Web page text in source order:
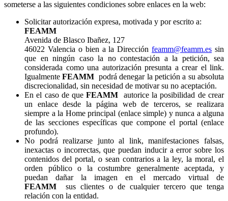
someterse a las siguientes condiciones sobre enlaces en la web:
Solicitar autorización expresa, motivada y por escrito a:
FEAMM
Avenida de Blasco Ibañez, 127
46022 Valencia o bien a la Direcciónfeamm@feamm.es sin
que en ningún caso la no contestación a la petición, sea
considerada como una autorización presunta a crear el link.
IgualmenteFEAMMpodrá denegar la petición a su absoluta
discrecionalidad, sin necesidad de motivar su no aceptación.
En el caso de queFEAMM autorice la posibilidad de crear
un enlace desde la página web de terceros, se realizara
siempre a la Home principal (enlace simple) y nunca a alguna
de las secciones específicas que compone el portal (enlace
profundo).
No podrá realizarse junto al link, manifestaciones falsas,
inexactas o incorrectas, que puedan inducir a error sobre los
contenidos del portal, o sean contrarios a la ley, la moral, el
orden público o la costumbre generalmente aceptada, y
puedan dañar la imagen en el mercado virtual de
FEAMM sus clientes o de cualquier tercero que tenga
relación con la entidad.